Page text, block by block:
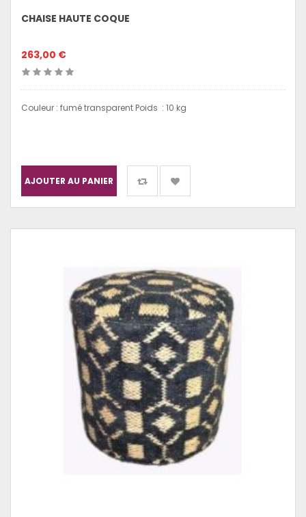
CHAISE HAUTE COQUE
263,00 €
Couleur : fumé transparent Poids : 10 kg
AJOUTER AU PANIER